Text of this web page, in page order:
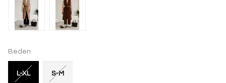
Beden
L-XL S-M